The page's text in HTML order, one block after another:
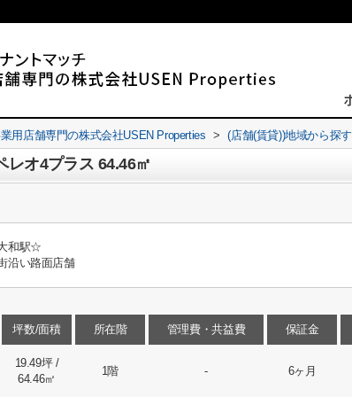
用店舗専門の株式会社USEN Properties > (店舗(賃貸))地域から探す
レオ4プラス 64.46㎡
和駅☆
沿い路面店舗
坪数/面積
19.49坪 /
64.46㎡
所在階
1階
管理費・共益費
-
保証金
6ヶ月